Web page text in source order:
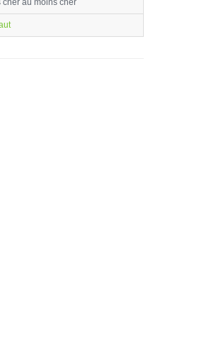
cher au moins cher